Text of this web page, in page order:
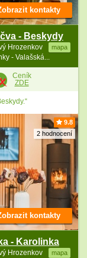
- Beskydy
Hrozenkov mapa
- Valašská...
kontakty
Ceník
ZDE
9.8
2 hodnocení
- Karolinka
Hrozenkov mapa
kontakty